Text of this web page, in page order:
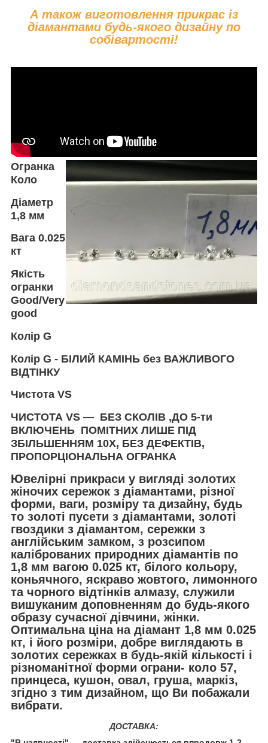
А також виготовлення прикрас із
діамантами будь-якого дизайну по
собівартості!
Огранка
Коло
Діаметр
1,8 мм
Вага 0.025
кт
Якість
огранки
Good/Very
good
Колір G
Колір G - БІЛИЙ КАМІНЬ без ВАЖЛИВОГО
ВІДТІНКУ
Чистота VS
ЧИСТОТА VS — БЕЗ СКОЛІВ ,ДО 5-ти
ВКЛЮЧЕНЬ ПОМІТНИХ ЛИШЕ ПІД
ЗБІЛЬШЕННЯМ 10Х, БЕЗ ДЕФЕКТІВ,
ПРОПОРЦІОНАЛЬНА ОГРАНКА
Ювелірні прикраси у вигляді золотих
жіночих сережок з діамантами, різної
форми, ваги, розміру та дизайну, будь
то золоті пусети з діамантами, золоті
гвоздики з діамантом, сережки з
англійським замком, з розсипом
каліброваних природних діамантів по
1,8 мм вагою 0.025 кт, білого кольору,
коньячного, яскраво жовтого, лимонного
та чорного відтінків алмазу, служили
вишуканим доповненням до будь-якого
образу сучасної дівчини, жінки.
Оптимальна ціна на діамант 1,8 мм 0.025
кт, і його розміри, добре виглядають в
золотих сережках в будь-якій кількості і
різноманітної форми ограни- коло 57,
принцеса, кушон, овал, груша, маркіз,
згідно з тим дизайном, що Ви побажали
вибрати.
ДОСТАВКА: